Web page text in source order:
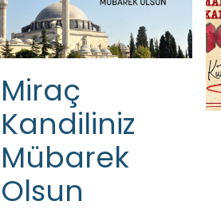
Miraç
Kandiliniz
Mübarek
Olsun